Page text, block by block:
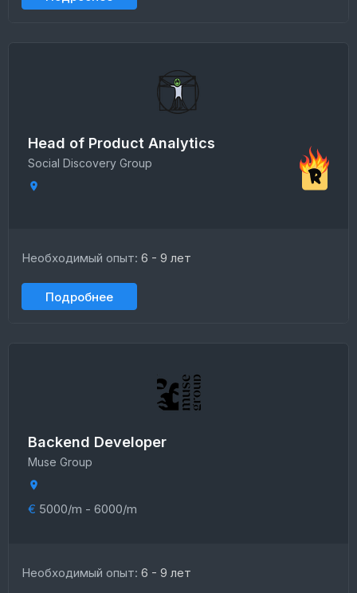
Head of Product Analytics
Social Discovery Group
Необходимый опыт: 6 - 9 лет
Подробнее
Backend Developer
Muse Group
€ 5000/m - 6000/m
Необходимый опыт: 6 - 9 лет